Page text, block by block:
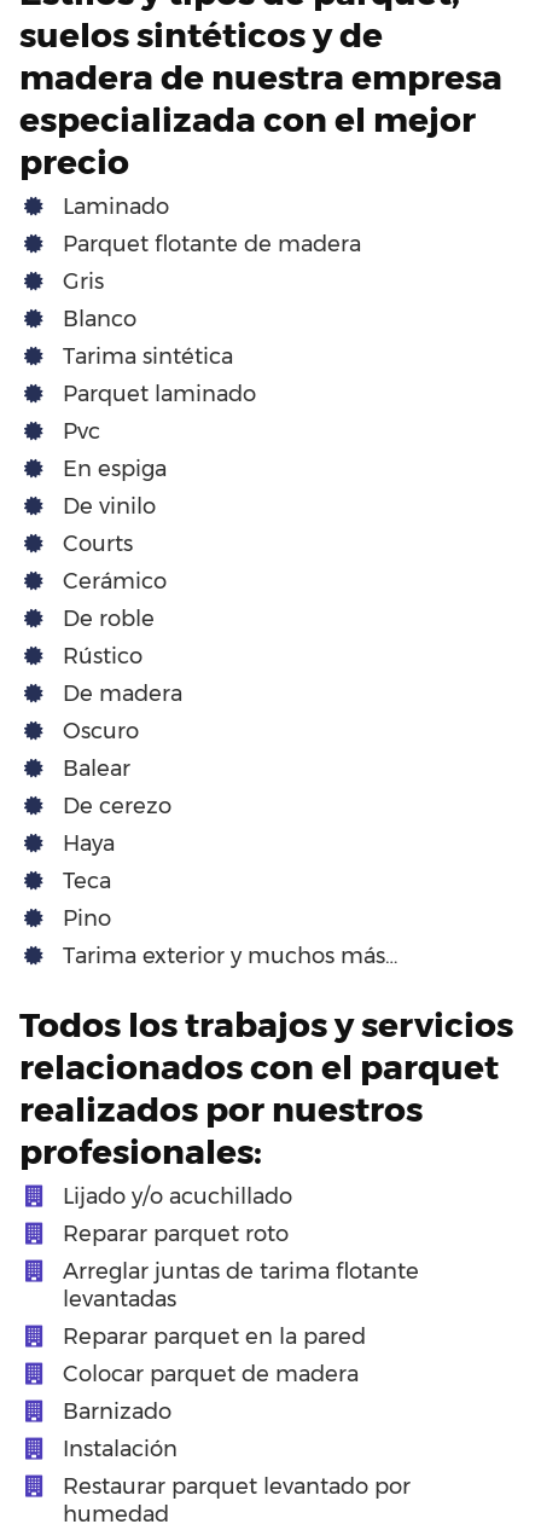
suelos sintéticos y de
madera de nuestra empresa
especializada con el mejor
precio
Laminado
Parquet flotante de madera
Gris
Blanco
Tarima sintética
Parquet laminado
Pvc
En espiga
De vinilo
Courts
Cerámico
De roble
Rústico
De madera
Oscuro
Balear
De cerezo
Haya
Teca
Pino
Tarima exterior y muchos más…
Todos los trabajos y servicios
relacionados con el parquet
realizados por nuestros
profesionales:
Lijado y/o acuchillado
Reparar parquet roto
Arreglar juntas de tarima flotante
levantadas
Reparar parquet en la pared
Colocar parquet de madera
Barnizado
Instalación
Restaurar parquet levantado por
humedad